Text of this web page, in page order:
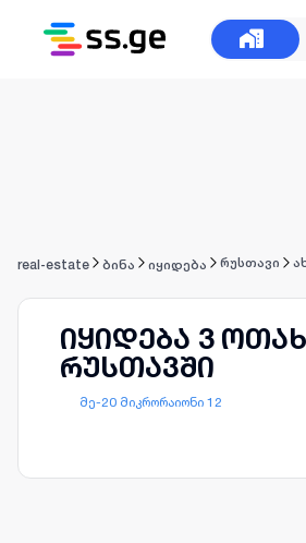
real-estate ბინა იყიდება რუსთავი
იყიდება 3
რუსთავში
მე-20 მიკრორაიონი 12